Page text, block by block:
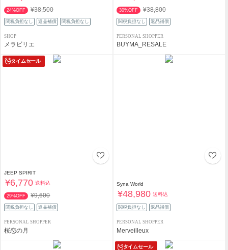
24%OFF ¥38,500
関税負担なし 返品補償 関税負担なし
SHOP
メラビリエ
30%OFF ¥38,800
関税負担なし 返品補償
PERSONAL SHOPPER
BUYMA_RESALE
タイムセール
JEEP SPIRIT
¥6,770 送料込
29%OFF ¥9,600
関税負担なし 返品補償
PERSONAL SHOPPER
桜恋の月
Syna World
¥48,980 送料込
関税負担なし 返品補償
PERSONAL SHOPPER
Merveilleux
タイムセール